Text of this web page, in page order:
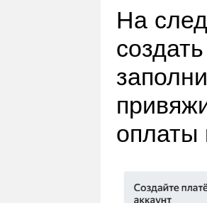
На
оплаты